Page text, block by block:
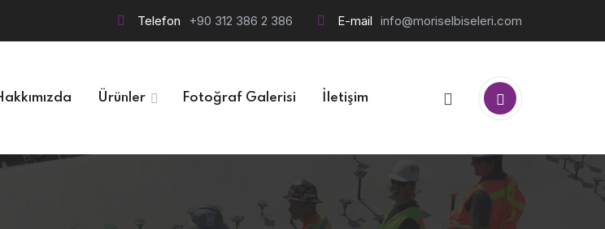
Telefon +90 312 386 2 386 E-mail info@moriselbiseleri.com
Ürünler Fotoğraf Galerisi İletişim